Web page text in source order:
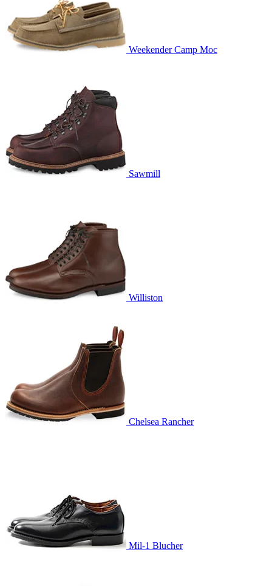
Weekender Camp Moc
Sawmill
Williston
Chelsea Rancher
Mil-1 Blucher